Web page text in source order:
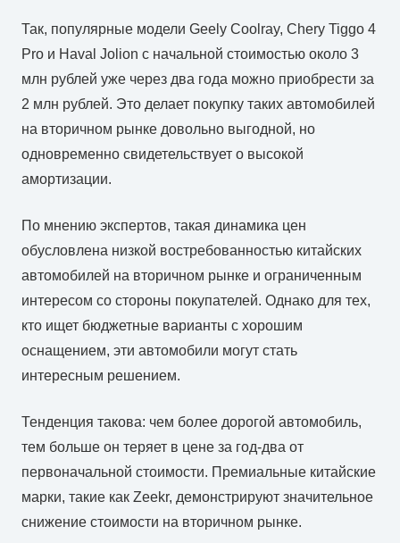
Так, популярные модели Geely Coolray, Chery Tiggo 4
Pro и Haval Jolion с начальной стоимостью около 3
млн рублей уже через два года можно приобрести за
2 млн рублей. Это делает покупку таких автомобилей
на вторичном рынке довольно выгодной, но
одновременно свидетельствует о высокой
амортизации.
По мнению экспертов, такая динамика цен
обусловлена низкой востребованностью китайских
автомобилей на вторичном рынке и ограниченным
интересом со стороны покупателей. Однако для тех,
кто ищет бюджетные варианты с хорошим
оснащением, эти автомобили могут стать
интересным решением.
Тенденция такова: чем более дорогой автомобиль,
тем больше он теряет в цене за год-два от
первоначальной стоимости. Премиальные китайские
марки, такие как Zeekr, демонстрируют значительное
снижение стоимости на вторичном рынке.